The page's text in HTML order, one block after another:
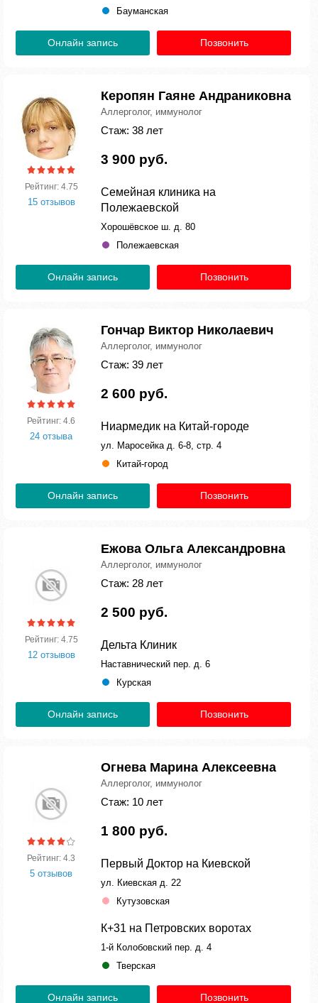
Бауманская
Онлайн запись Позвонить
Рейтинг: 4.75
15 отзывов
Керопян Гаяне Андраниковна
Аллерголог, иммунолог
Стаж: 38 лет
3 900 руб.
Семейная клиника на
Полежаевской
Хорошёвское ш. д. 80
Полежаевская
Онлайн запись Позвонить
Рейтинг: 4.6
24 отзыва
Гончар Виктор Николаевич
Аллерголог, иммунолог
Стаж: 39 лет
2 600 руб.
Ниармедик на Китай-городе
ул. Маросейка д. 6-8, стр. 4
Китай-город
Онлайн запись Позвонить
Рейтинг: 4.75
12 отзывов
Ежова Ольга Александровна
Аллерголог, иммунолог
Стаж: 28 лет
2 500 руб.
Дельта Клиник
Наставнический пер. д. 6
Курская
Онлайн запись Позвонить
Рейтинг: 4.3
5 отзывов
Огнева Марина Алексеевна
Аллерголог, иммунолог
Стаж: 10 лет
1 800 руб.
Первый Доктор на Киевской
ул. Киевская д. 22
Кутузовская
К+31 на Петровских воротах
1-й Колобовский пер. д. 4
Тверская
Онлайн запись Позвонить